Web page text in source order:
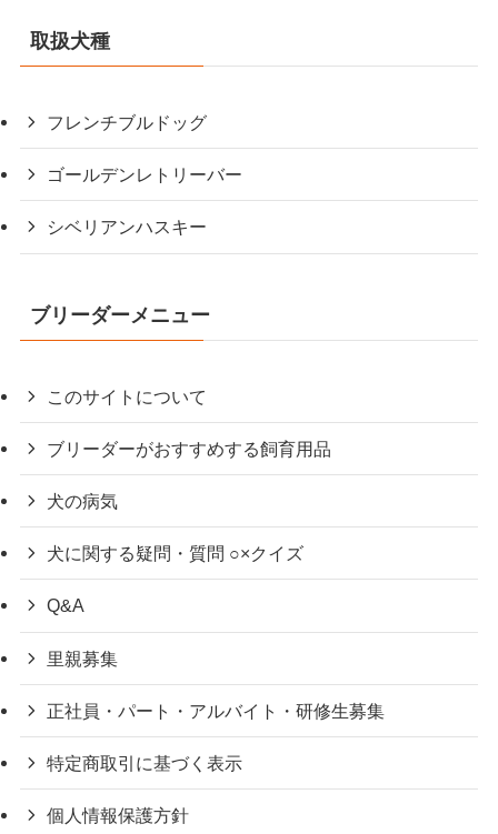
取扱犬種
フレンチブルドッグ
ゴールデンレトリーバー
シベリアンハスキー
ブリーダーメニュー
このサイトについて
ブリーダーがおすすめする飼育用品
犬の病気
犬に関する疑問・質問 ○×クイズ
Q&A
里親募集
正社員・パート・アルバイト・研修生募集
特定商取引に基づく表示
個人情報保護方針